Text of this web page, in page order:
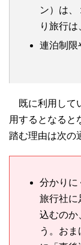
ン）は
り旅行は
連泊制限
既に利用して
用するとなると
踏む理由は次の
分かりに
旅行社に
込むのか
う。お